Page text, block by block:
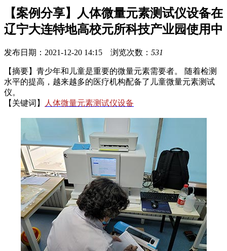
【案例分享】人体微量元素测试仪设备在
辽宁大连特地高校元所科技产业园使用中
发布日期：2021-12-20 14:15 浏览次数： 531
【摘要】青少年和儿童是重要的微量元素需要者。 随着检测
水平的提高，越来越多的医疗机构配备了儿童微量元素测试
仪。
【关键词】
人体微量元素测试仪设备